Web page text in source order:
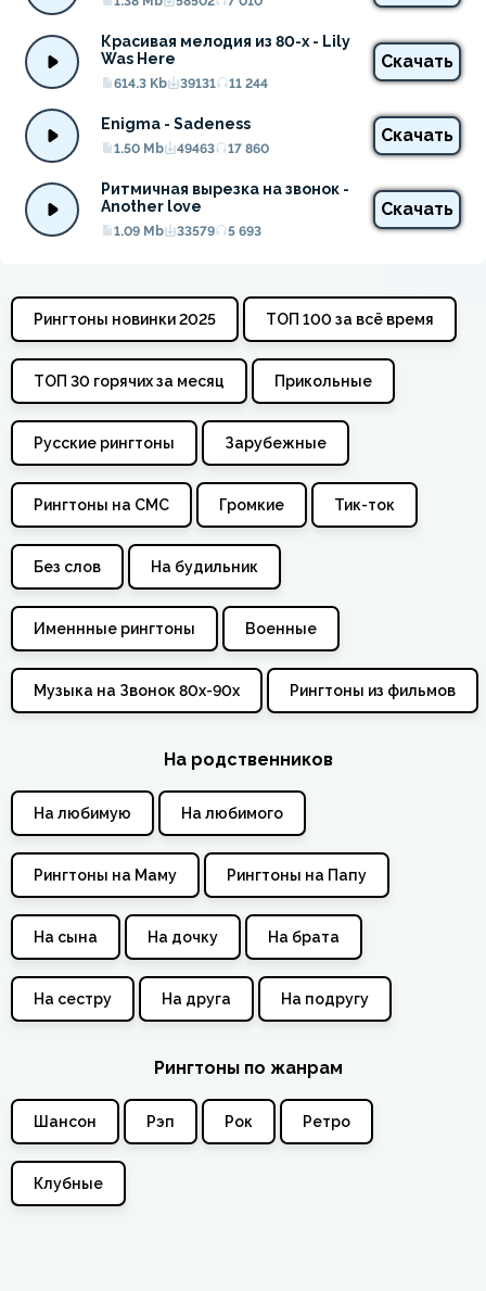
Красивая мелодия из 80-х - Lily
Was Here
614.3 Kb 39131 11 244
Скачать
Enigma - Sadeness
1.50 Mb 49463 17 860
Скачать
Ритмичная вырезка на звонок -
Another love
1.09 Mb 33579 5 693
Скачать
Рингтоны новинки 2025 ТОП 100 за всё время
ТОП 30 горячих за месяц Прикольные
Русские рингтоны Зарубежные
Рингтоны на СМС Громкие Тик-ток
Без слов На будильник
Именнные рингтоны Военные
Музыка на Звонок 80х-90х Рингтоны из фильмов
На родственников
На любимую На любимого
Рингтоны на Маму Рингтоны на Папу
На сына На дочку На брата
На сестру На друга На подругу
Рингтоны по жанрам
Шансон Рэп Рок Ретро
Клубные